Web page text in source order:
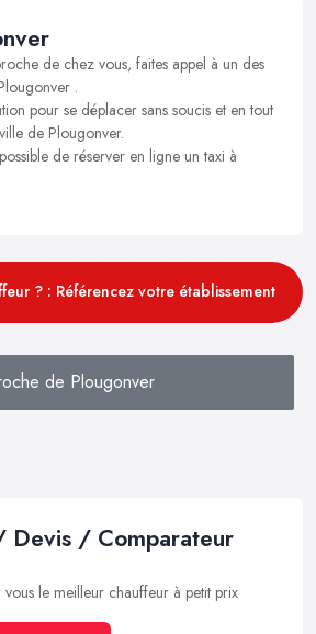
de chez vous, faites appel à un des
.
pour se déplacer sans soucis et en tout
de Plougonver.
de réserver en ligne un taxi à
? : Référencez votre établissement
de Plougonver
Devis / Comparateur
le meilleur chauffeur à petit prix